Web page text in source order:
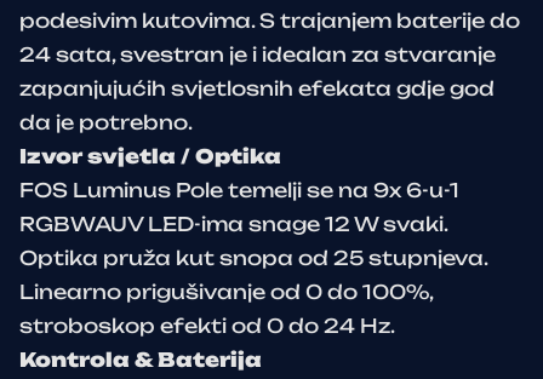
podesivim kutovima. S trajanjem baterije do
24 sata, svestran je i idealan za stvaranje
zapanjujućih svjetlosnih efekata gdje god
da je potrebno.
Izvor svjetla / Optika
FOS Luminus Pole temelji se na 9x 6-u-1
RGBWAUV LED-ima snage 12 W svaki.
Optika pruža kut snopa od 25 stupnjeva.
Linearno prigušivanje od 0 do 100%,
stroboskop efekti od 0 do 24 Hz.
Kontrola & Baterija